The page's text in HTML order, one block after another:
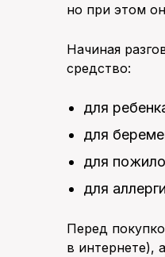
но при этом
Начиная
средство:
для
для
для
для
Перед
в интернете),